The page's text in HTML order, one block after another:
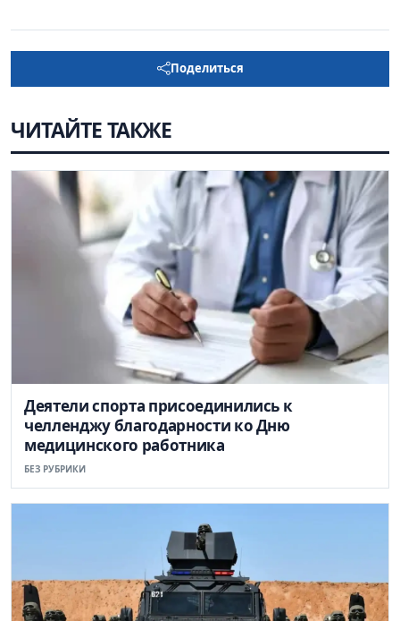
Поделиться
ЧИТАЙТЕ ТАКЖЕ
Деятели спорта присоединились к
челленджу благодарности ко Дню
медицинского работника
БЕЗ РУБРИКИ